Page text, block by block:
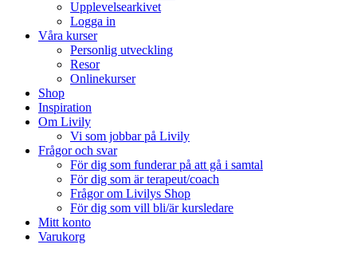
Upplevelsearkivet
Logga in
Våra kurser
Personlig utveckling
Resor
Onlinekurser
Shop
Inspiration
Om Livily
Vi som jobbar på Livily
Frågor och svar
För dig som funderar på att gå i samtal
För dig som är terapeut/coach
Frågor om Livilys Shop
För dig som vill bli/är kursledare
Mitt konto
Varukorg